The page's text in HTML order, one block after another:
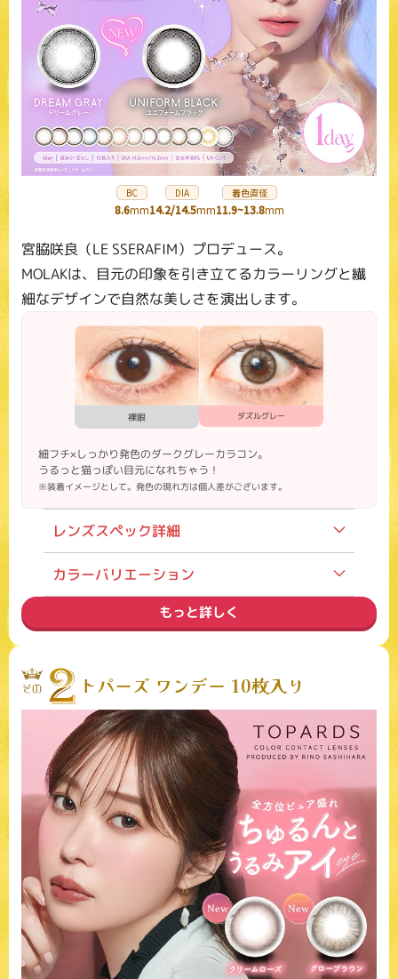
BC
8.6mm
DIA
14.2/14.5mm
着色直径
11.9~13.8mm
宮脇咲良（LE SSERAFIM）プロデュース。
MOLAKは、目元の印象を引き立てるカラーリングと繊
細なデザインで自然な美しさを演出します。
裸眼 ダズルグレー
細フチ×しっかり発色のダークグレーカラコン。
うるっと猫っぽい目元になれちゃう！
※装着イメージとして。発色の現れ方は個人差がございます。
レンズスペック詳細
装用期間
1箱10枚入り
モデル
含水率
55%
主なカラー
ドーリッシュグレー・ドーリッシュ
ブラウン・ブラウンバニー
カラーバリエーション
もっと詳しく
トパーズ ワンデー 10枚入り